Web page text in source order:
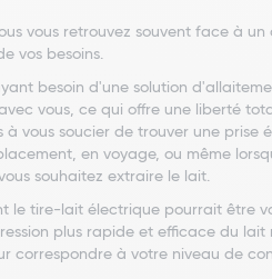
vous retrouvez souvent face à
vos besoins.
besoin d'une solution
vous, ce qui offre une liberté
vous soucier de trouver une
en voyage, ou même
souhaitez extraire le lait.
le tire-lait électrique pourrait être
plus rapide et efficace du
correspondre à votre niveau de